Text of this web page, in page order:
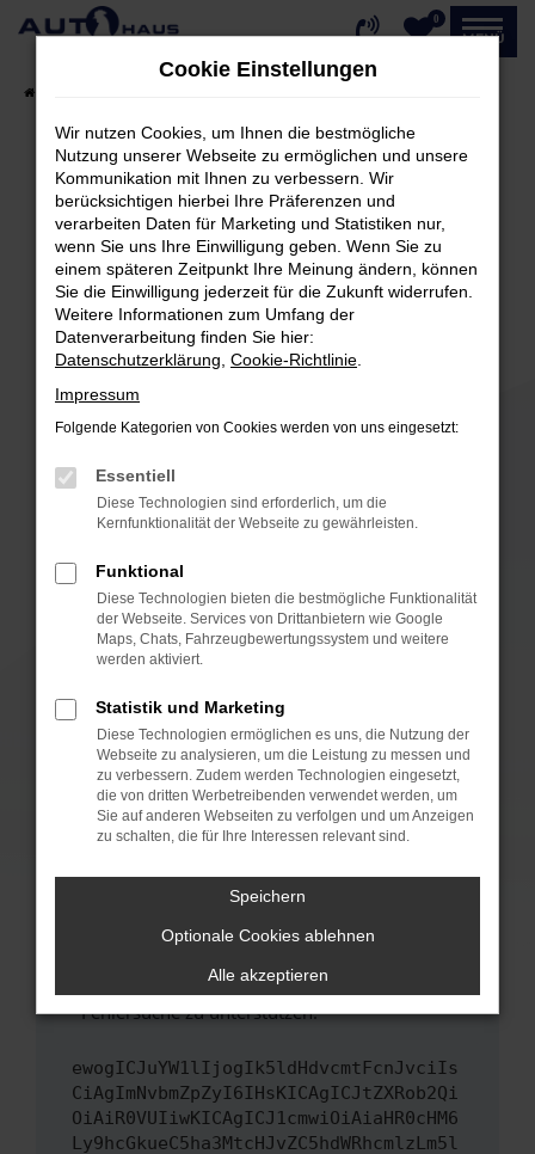
Zum
0
MENÜ
Fehler: Network Error
Beim Laden ist ein Fehler aufgetreten.
Hier sind ein paar Tipps, die dir helfen können:
Überprüfe deine Firewall und deine
Internetverbindung.
Laden andere Webseiten, zum Beispiel deine
Suchmaschine?
Prüfe deine Browsererweiterungen.
können das Laden bestimmter Seiten
verhindern. Funktioniert die Seite in einem
anderen Browser oder in einem privaten
Fenster?
Starte dein Gerät neu.
Das kann manchmal helfen, vorübergehende
Probleme zu beheben.
Betriebssystem auf dem neuesten Stand
sind.
Veraltete Software birgt nicht nur ein
Sicherheitsrisiko, sondern kann auch dazu
führen, dass bestimmte Funktionen nicht mehr
unterstützt werden.
Wende dich an den Webseitenbetreiber.
Wenn du alle oben genannten Schritte versucht
hast, kontaktiere uns bitte. Wir werden
uns diesen Text schicken, um uns bei der
Fehlersuche zu unterstützen:
ewogICJuYW1lIjogIk5ldHdvcmtFcnJvciIs
CiAgImNvbmZpZyI6IHsKICAgICJtZXRob2Qi
OiAiR0VUIiwKICAgICJ1cmwiOiAiaHR0cHM6
Ly9hcGkueC5ha3MtcHJvZC5hdWRhcmlzLm5l
Cookie Einstellungen
Wir nutzen Cookies, um Ihnen die bestmögliche
Nutzung unserer Webseite zu ermöglichen und unsere
Kommunikation mit Ihnen zu verbessern. Wir
berücksichtigen hierbei Ihre Präferenzen und
verarbeiten Daten für Marketing und Statistiken nur,
wenn Sie uns Ihre Einwilligung geben. Wenn Sie zu
einem späteren Zeitpunkt Ihre Meinung ändern, können
Sie die Einwilligung jederzeit für die Zukunft widerrufen.
Weitere Informationen zum Umfang der
Datenverarbeitung finden Sie hier:
Datenschutzerklärung Cookie-Richtlinie
Impressum
Folgende Kategorien von Cookies werden von uns eingesetzt:
Essentiell
Diese Technologien sind erforderlich, um die
Kernfunktionalität der Webseite zu gewährleisten.
Funktional
Diese Technologien bieten die bestmögliche Funktionalität
der Webseite. Services von Drittanbietern wie Google
Maps, Chats, Fahrzeugbewertungssystem und weitere
werden aktiviert.
Statistik und Marketing
Diese Technologien ermöglichen es uns, die Nutzung der
Webseite zu analysieren, um die Leistung zu messen und
zu verbessern. Zudem werden Technologien eingesetzt,
die von dritten Werbetreibenden verwendet werden, um
Sie auf anderen Webseiten zu verfolgen und um Anzeigen
zu schalten, die für Ihre Interessen relevant sind.
Speichern
Optionale Cookies ablehnen
Alle akzeptieren